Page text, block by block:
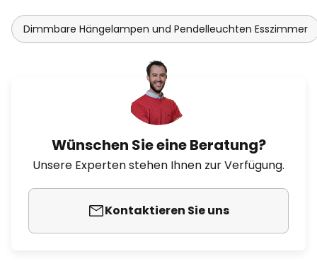
Dimmbare Hängelampen und Pendelleuchten Esszimmer
Wünschen Sie eine Beratung?
Unsere Experten stehen Ihnen zur Verfügung.
Kontaktieren Sie uns